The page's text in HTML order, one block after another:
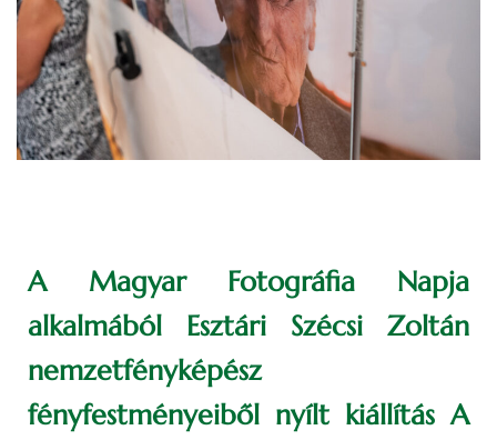
A Magyar Fotográfia Napja
alkalmából Esztári Szécsi Zoltán
nemzetfényképész
fényfestményeiből nyílt kiállítás A